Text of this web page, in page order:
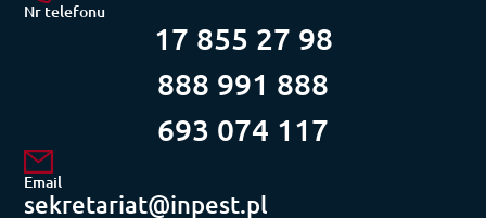
Nr telefonu
17 855 27 98
888 991 888
693 074 117
Email
sekretariat@inpest.pl